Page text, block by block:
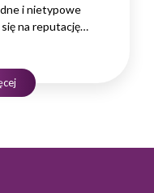
i nietypowe
na reputację
kompetencji